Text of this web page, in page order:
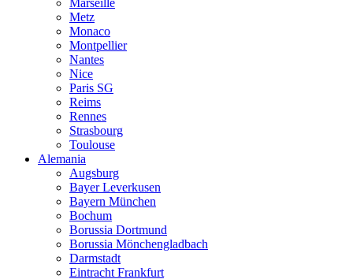
Marseille
Metz
Monaco
Montpellier
Nantes
Nice
Paris SG
Reims
Rennes
Strasbourg
Toulouse
Alemania
Augsburg
Bayer Leverkusen
Bayern München
Bochum
Borussia Dortmund
Borussia Mönchengladbach
Darmstadt
Eintracht Frankfurt